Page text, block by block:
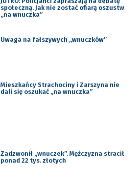
społeczną. Jak nie zostać ofiarą oszustw
,,na wnuczka”
Uwaga na fałszywych „wnuczków”
Mieszkańcy Strachociny i Zarszyna nie
dali się oszukać „na wnuczka”
Zadzwonił „wnuczek”. Mężczyzna stracił
ponad 22 tys. złotych